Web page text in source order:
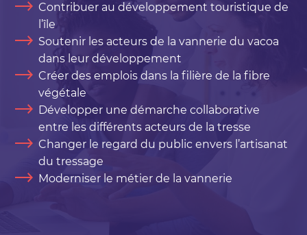
Contribuer au développement touristique de
l’île
Soutenir les acteurs de la vannerie du vacoa
dans leur développement
Créer des emplois dans la filière de la fibre
végétale
Développer une démarche collaborative
entre les différents acteurs de la tresse
Changer le regard du public envers l’artisanat
du tressage
Moderniser le métier de la vannerie